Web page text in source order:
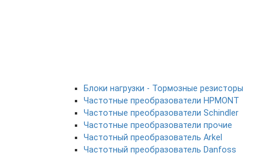
Блоки нагрузки - Тормозные резисторы
Частотные преобразователи HPMONT
Частотные преобразователи Schindler
Частотные преобразователи прочие
Частотный преобразователь Arkel
Частотный преобразователь Danfoss